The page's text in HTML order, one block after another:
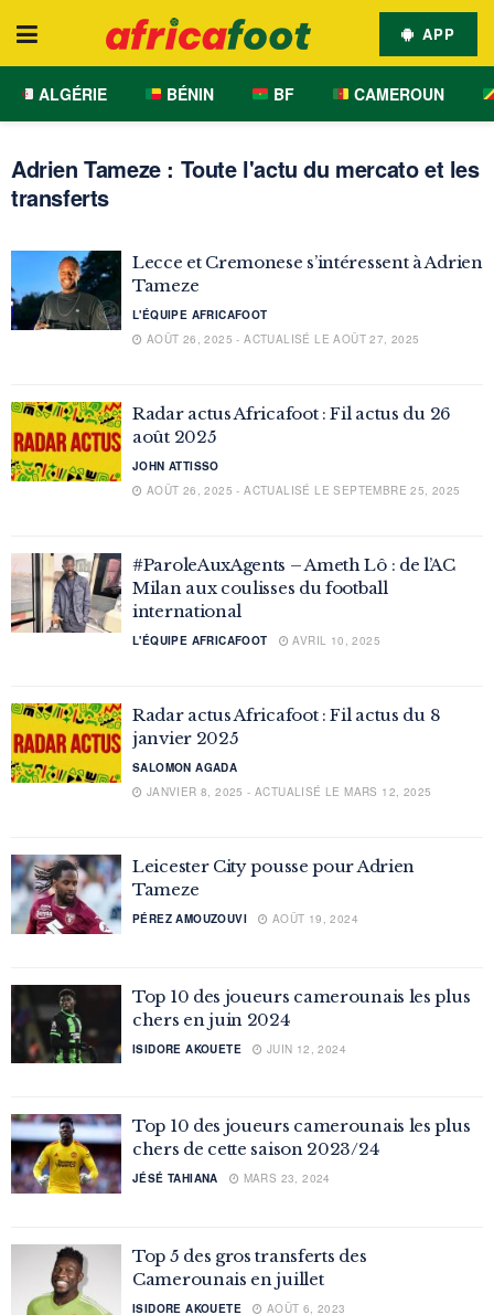
APP
ALGÉRIE BÉNIN BF CAMEROUN
Adrien Tameze : Toute l'actu du mercato et les
transferts
Lecce et Cremonese s’intéressent à Adrien
Tameze
L'ÉQUIPE AFRICAFOOT
AOÛT 26, 2025 - ACTUALISÉ LE AOÛT 27, 2025
Radar actus Africafoot : Fil actus du 26
août 2025
JOHN ATTISSO
AOÛT 26, 2025 - ACTUALISÉ LE SEPTEMBRE 25, 2025
#ParoleAuxAgents – Ameth Lô : de l’AC
Milan aux coulisses du football
international
L'ÉQUIPE AFRICAFOOT AVRIL 10, 2025
Radar actus Africafoot : Fil actus du 8
janvier 2025
SALOMON AGADA
JANVIER 8, 2025 - ACTUALISÉ LE MARS 12, 2025
Leicester City pousse pour Adrien
Tameze
PÉREZ AMOUZOUVI AOÛT 19, 2024
Top 10 des joueurs camerounais les plus
chers en juin 2024
ISIDORE AKOUETE JUIN 12, 2024
Top 10 des joueurs camerounais les plus
chers de cette saison 2023/24
JÉSÉ TAHIANA MARS 23, 2024
Top 5 des gros transferts des
Camerounais en juillet
ISIDORE AKOUETE AOÛT 6, 2023